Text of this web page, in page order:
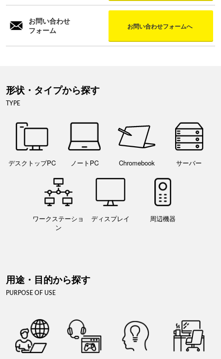
お問い合わせ
フォーム
お問い合わせフォームへ
形状・タイプから探す
TYPE
デスクトップPC ノートPC Chromebook サーバー
ワークステーショ
ン
ディスプレイ 周辺機器
用途・目的から探す
PURPOSE OF USE